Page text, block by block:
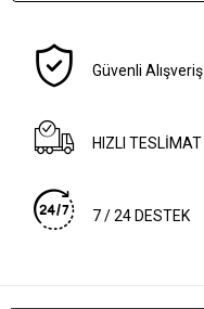
Güvenli Alışveriş
HIZLI TESLİMAT
7 / 24 DESTEK